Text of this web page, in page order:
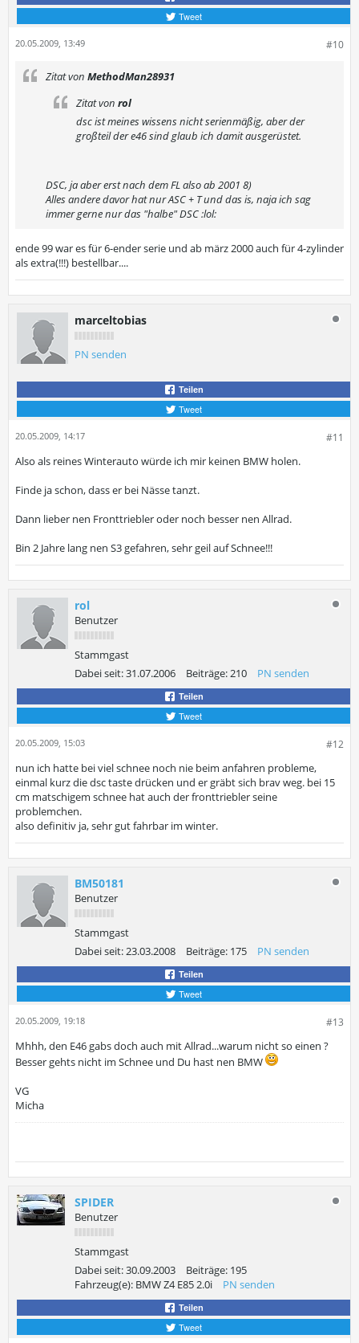
Tweet
#10
20.05.2009, 13:49
Zitat von MethodMan28931
Zitat von rol
dsc ist meines wissens nicht serienmäßig, aber der
großteil der e46 sind glaub ich damit ausgerüstet.
DSC, ja aber erst nach dem FL also ab 2001 8)
Alles andere davor hat nur ASC + T und das is, naja ich sag
immer gerne nur das "halbe" DSC :lol:
ende 99 war es für 6-ender serie und ab märz 2000 auch für 4-zylinder
als extra(!!!) bestellbar....
marceltobias
PN senden
Teilen
Tweet
#11
20.05.2009, 14:17
Also als reines Winterauto würde ich mir keinen BMW holen.
Finde ja schon, dass er bei Nässe tanzt.
Dann lieber nen Fronttriebler oder noch besser nen Allrad.
Bin 2 Jahre lang nen S3 gefahren, sehr geil auf Schnee!!!
rol
Benutzer
Stammgast
Dabei seit:31.07.2006 Beiträge:210 PN senden
Teilen
Tweet
#12
20.05.2009, 15:03
nun ich hatte bei viel schnee noch nie beim anfahren probleme,
einmal kurz die dsc taste drücken und er gräbt sich brav weg. bei 15
cm matschigem schnee hat auch der fronttriebler seine
problemchen.
also definitiv ja, sehr gut fahrbar im winter.
BM50181
Benutzer
Stammgast
Dabei seit:23.03.2008 Beiträge: 175 PN senden
Teilen
Tweet
#13
20.05.2009, 19:18
Mhhh, den E46 gabs doch auch mit Allrad...warum nicht so einen ?
Besser gehts nicht im Schnee und Du hast nen BMW
VG
Micha
SPIDER
Benutzer
Stammgast
Dabei seit:30.09.2003 Beiträge: 195
Fahrzeug(e): BMW Z4 E85 2.0i PN senden
Teilen
Tweet